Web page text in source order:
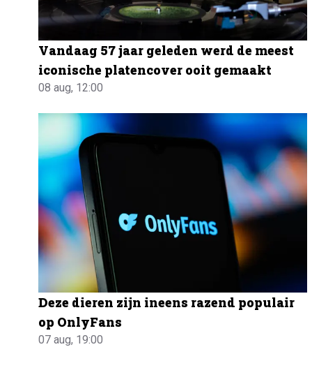
Vandaag 57 jaar geleden werd de meest
iconische platencover ooit gemaakt
08 aug, 12:00
Deze dieren zijn ineens razend populair
op OnlyFans
07 aug, 19:00